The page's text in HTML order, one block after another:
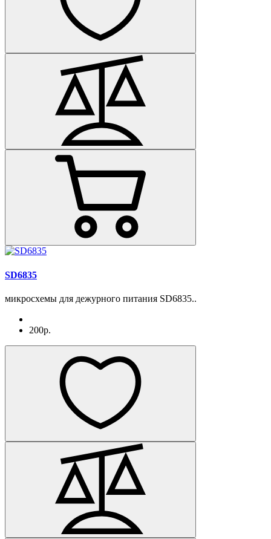
SD6835
микросхемы для дежурного питания SD6835..
200р.